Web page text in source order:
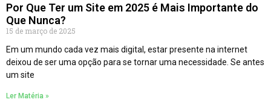
Por Que Ter um Site em 2025 é Mais Importante do
Que Nunca?
15 de março de 2025
Em um mundo cada vez mais digital, estar presente na internet
deixou de ser uma opção para se tornar uma necessidade. Se antes
um site
Ler Matéria »